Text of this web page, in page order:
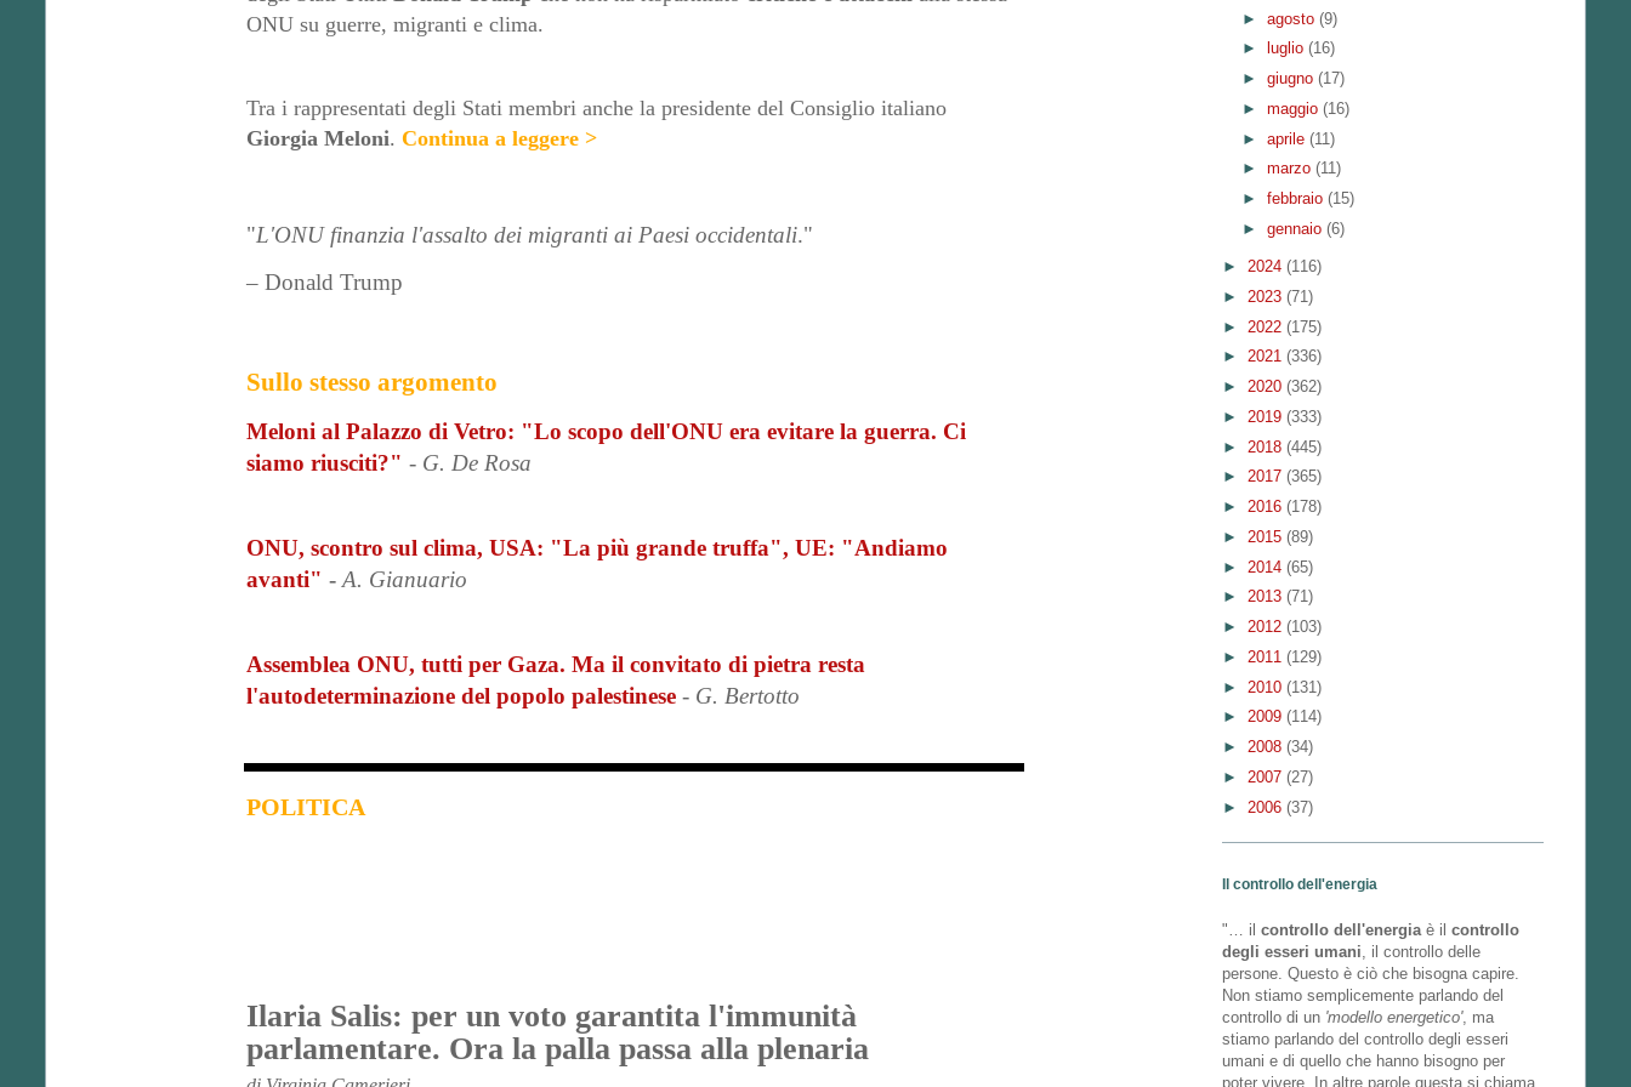
ONU su guerre, migranti e clima.
Tra i rappresentati degli Stati membri anche la presidente del Consiglio italiano
Giorgia Meloni. Continua a leggere >
"L'ONU finanzia l'assalto dei migranti ai Paesi occidentali."
– Donald Trump
Sullo stesso argomento
Meloni al Palazzo di Vetro: "Lo scopo dell'ONU era evitare la guerra. Ci
siamo riusciti?" - G. De Rosa
ONU, scontro sul clima, USA: "La più grande truffa", UE: "Andiamo
avanti" - A. Gianuario
Assemblea ONU, tutti per Gaza. Ma il convitato di pietra resta
l'autodeterminazione del popolo palestinese - G. Bertotto
POLITICA
Ilaria Salis: per un voto garantita l'immunità
parlamentare. Ora la palla passa alla plenaria
► agosto (9)
►
luglio (16)
► giugno (17)
► maggio (16)
► aprile (11)
► marzo (11)
► febbraio (15)
► gennaio (6)
► 2024 (116)
► 2023 (71)
► 2022 (175)
► 2021 (336)
► 2020 (362)
► 2019 (333)
► 2018 (445)
► 2017 (365)
► 2016 (178)
► 2015 (89)
► 2014 (65)
► 2013 (71)
► 2012 (103)
► 2011 (129)
► 2010 (131)
► 2009 (114)
► 2008 (34)
► 2007 (27)
► 2006 (37)
Il controllo dell'energia
"… il controllo dell'energiaè il controllo
degli esseri umani, il controllo delle
persone. Questo è ciò che bisogna capire.
Non stiamo semplicemente parlando del
controllo di un 'modello energetico', ma
stiamo parlando del controllo degli esseri
umani e di quello che hanno bisogno per
poter vivere. In altre parole questa si chiama